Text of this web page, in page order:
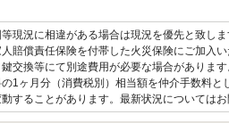
図等現況に相違がある場合は現況
賠償責任保険を付帯した火災保険にご加入い
交換等にて別途費用が必要な場合があります
1ヶ月分（消費税別）相当額を仲介手数料と
することがあります。最新状況については